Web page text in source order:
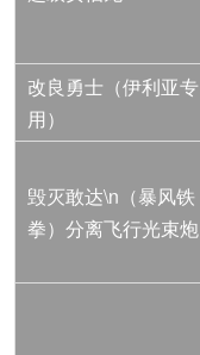
改良勇士（伊利亚专
用）
毁灭敢达\n（暴风铁
拳）分离飞行光束炮